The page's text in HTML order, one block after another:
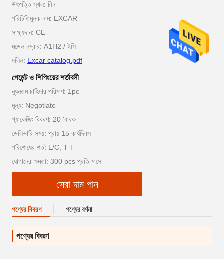
উৎপত্তি স্থল: চীন
পরিচিতিমুলক নাম: EXCAR
সাক্ষ্যদান: CE
মডেল নম্বার: A1H2 / ইসি
দলিল: Excar catalog.pdf
পেমেন্ট ও শিপিংয়ের শর্তাবলী
ন্যূনতম চাহিদার পরিমাণ: 1pc
মূল্য: Negotiate
প্যাকেজিং বিবরণ: 20 'ধারক
ডেলিভারি সময়: প্রায় 15 কার্যদিবস
পরিশোধের শর্ত: L/C, T T
যোগানের ক্ষমতা: 300 pcs প্রতি মাসে
সেরা দাম পান
পণ্যের বিবরণ পণ্যের বর্ণনা
পণ্যের বিবরণ